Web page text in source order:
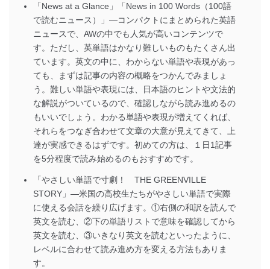
「News at a Glance」「News in 100 Words（100語
で読むニュース）」―コンパクトにまとめられた英語
ニュースで、AWの中でも人気が高いコンテンツで
す。ただし、英単語はかなり難しいものもたくさん出
ています。英文の中に、わからない単語や表現があっ
ても、まずは記事の内容の概略をつかんでみましょ
う。難しい単語や表現には、日本語のヒントや文法的
な解説がついているので、確認しながら読み進めるの
もいいでしょう。わかる単語や表現が増えてくれば、
それらをつなぎ合わせて文章の大意が見えてきて、上
達が実感できるはずです。初めての方は、１日1記事
を5分程度で読み始めるのもおすすめです。
「やさしい単語で寸劇！ THE GREENVILLE
STORY」―米国の高校生たちがやさしい単語で実際
に使える会話を繰り広げます。①右側の和訳を読んで
英文を読む、②下の単語リストで意味を確認してから
英文を読む、③いきなり英文を読むといったように、
レベルに合わせて読み進め方を変える方法もありま
す。